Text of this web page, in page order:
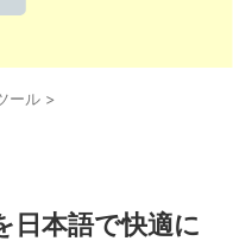
ール >
日本語で快適に